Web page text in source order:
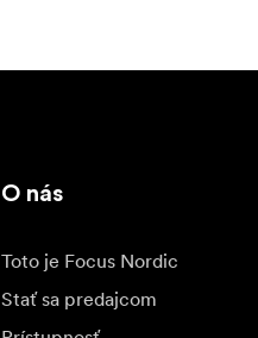
O nás
Toto je Focus Nordic
Stať sa predajcom